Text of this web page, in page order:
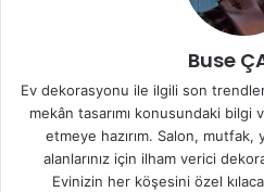
Buse
Ev dekorasyonu ile ilgili son
mekân tasarımı konusundaki
etmeye hazırım. Salon, mutfak,
alanlarınız için ilham verici
Evinizin her köşesini özel